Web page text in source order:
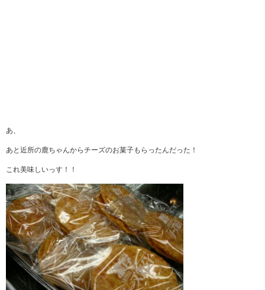
あ、
あと近所の鹿ちゃんからチーズのお菓子もらったんだった！
これ美味しいっす！！